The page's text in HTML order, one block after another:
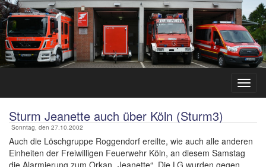
Sturm Jeanette auch über Köln (Sturm3)
Sonntag, den 27.10.2002
Auch die Löschgruppe Roggendorf ereilte, wie auch alle anderen
Einheiten der Freiwilligen Feuerwehr Köln, an diesem Samstag